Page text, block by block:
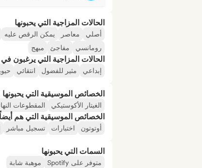
الحالات المزاجية التي يحبونها
أصلي معاصر يمكن الرقص عليه
رومانسي
مفاجئ مبهج
الحالات المزاجية التي يرغبون في
إبداعي مثير للفضول انتقائي
الخصائص الموسيقية التي يحبونها
الغيتار الأكوستيكي المقطوعات
الخصائص الموسيقية التي هم
أوتوتون اختبارات تسجيل مباشر
السمات التي يحبونها
متوفر على Spotify موهبة شابة